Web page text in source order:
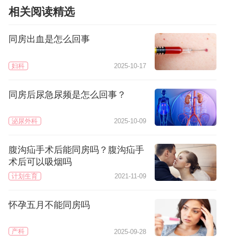
相关阅读精选
同房出血是怎么回事
妇科 2025-10-17
同房后尿急尿频是怎么回事？
泌尿外科 2025-10-09
腹沟疝手术后能同房吗？腹沟疝手
术后可以吸烟吗
计划生育 2021-11-09
怀孕五月不能同房吗
产科 2025-09-28